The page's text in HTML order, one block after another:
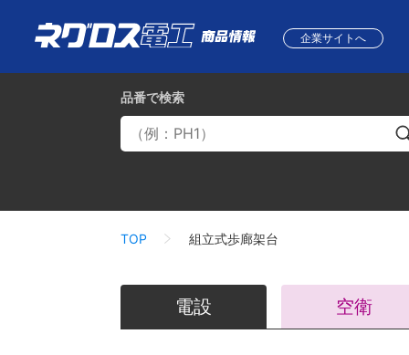
企業サイトへ
品番で検索
TOP 組立式歩廊架台
電設 空衛